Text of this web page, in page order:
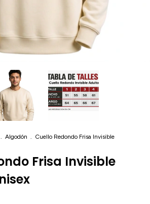
. Algodón . Cuello Redondo Frisa Invisible
Frisa Invisible